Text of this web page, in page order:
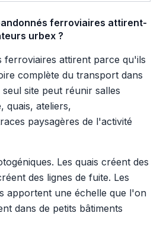
ferroviaires attirent-
urbex ?
ferroviaires attirent parce qu'ils
complète du transport dans
site peut réunir salles
quais, ateliers,
paysagères de l'activité
Les quais créent des
des lignes de fuite. Les
apportent une échelle que l'on
dans de petits bâtiments